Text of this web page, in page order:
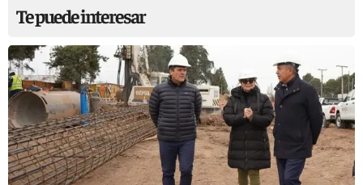
Te puede interesar